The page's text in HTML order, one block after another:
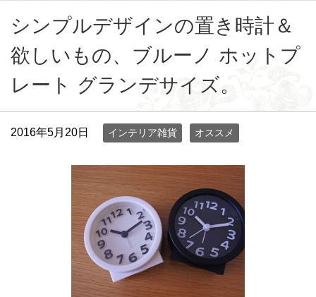
シンプルデザインの置き時計＆
欲しいもの、ブルーノ ホットプ
レート グランデサイズ。
2016年5月20日 インテリア雑貨 オススメ